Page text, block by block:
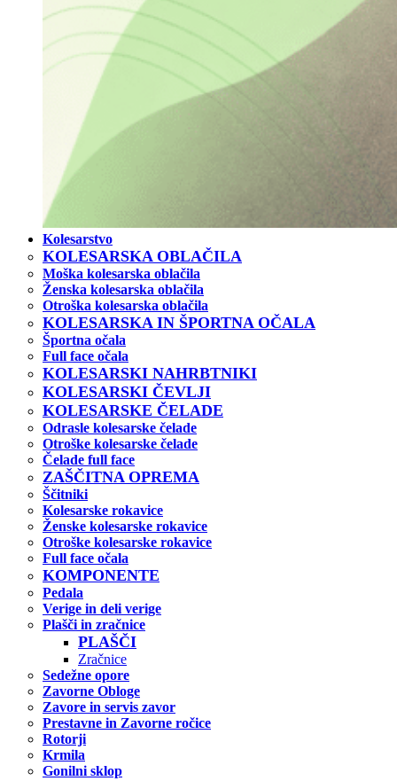
Kolesarstvo
KOLESARSKA OBLAČILA
Moška kolesarska oblačila
Ženska kolesarska oblačila
Otroška kolesarska oblačila
KOLESARSKA IN ŠPORTNA OČALA
Športna očala
Full face očala
KOLESARSKI NAHRBTNIKI
KOLESARSKI ČEVLJI
KOLESARSKE ČELADE
Odrasle kolesarske čelade
Otroške kolesarske čelade
Čelade full face
ZAŠČITNA OPREMA
Ščitniki
Kolesarske rokavice
Ženske kolesarske rokavice
Otroške kolesarske rokavice
Full face očala
KOMPONENTE
Pedala
Verige in deli verige
Plašči in zračnice
PLAŠČI
Zračnice
Sedežne opore
Zavorne Obloge
Zavore in servis zavor
Prestavne in Zavorne ročice
Rotorji
Krmila
Gonilni sklop